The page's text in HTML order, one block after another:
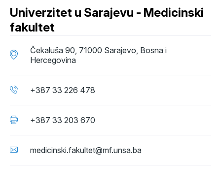
Univerzitet u Sarajevu - Medicinski
fakultet
Čekaluša 90, 71000 Sarajevo, Bosna i
Hercegovina
+387 33 226 478
+387 33 203 670
medicinski.fakultet@mf.unsa.ba